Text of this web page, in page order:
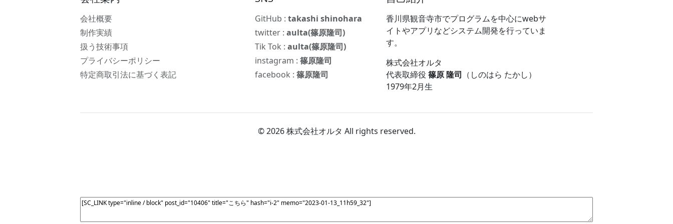
会社概要
制作実績
扱う技術事項
プライバシーポリシー
特定商取引法に基づく表記
GitHub :takashi shinohara
twitter :aulta(篠原隆司)
Tik Tok :aulta(篠原隆司)
instagram :篠原隆司
facebook :篠原隆司
香川県観音寺市でプログラムを中心にwebサ
イトやアプリなどシステム開発を行っていま
す。
株式会社オルタ
代表取締役篠原 隆司 （しのはら たかし）
1979年2月生
© 2026 株式会社オルタ All rights reserved.